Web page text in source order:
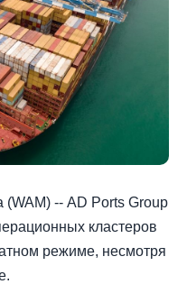
-- AD Ports Group
кластеров
режиме, несмотря